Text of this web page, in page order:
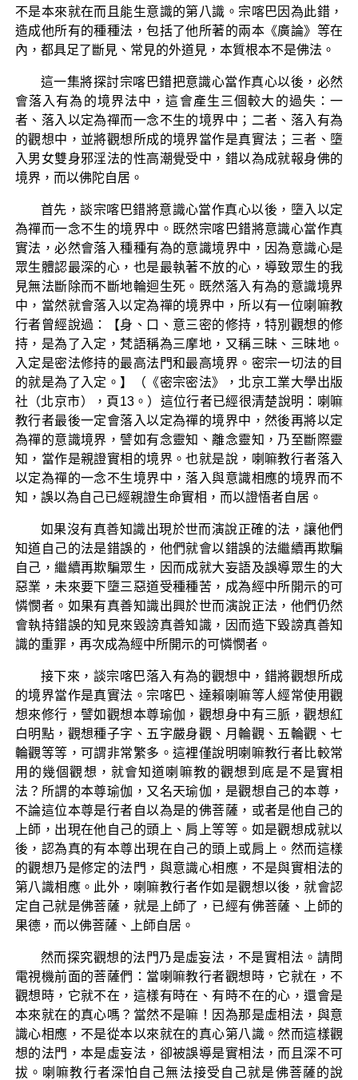
不是本來就在而且能生意識的第八識。宗喀巴因為此錯，
造成他所有的種種法，包括了他所著的兩本《廣論》等在
內，都具足了斷見、常見的外道見，本質根本不是佛法。
這一集將探討宗喀巴錯把意識心當作真心以後，必然
會落入有為的境界法中，這會產生三個較大的過失：一
者、落入以定為禪而一念不生的境界中；二者、落入有為
的觀想中，並將觀想所成的境界當作是真實法；三者、墮
入男女雙身邪淫法的性高潮覺受中，錯以為成就報身佛的
境界，而以佛陀自居。
首先，談宗喀巴錯將意識心當作真心以後，墮入以定
為禪而一念不生的境界中。既然宗喀巴錯將意識心當作真
實法，必然會落入種種有為的意識境界中，因為意識心是
眾生體認最深的心，也是最執著不放的心，導致眾生的我
見無法斷除而不斷地輪迴生死。既然落入有為的意識境界
中，當然就會落入以定為禪的境界中，所以有一位喇嘛教
行者曾經說過：【身、口、意三密的修持，特別觀想的修
持，是為了入定，梵語稱為三摩地，又稱三昧、三昧地。
入定是密法修持的最高法門和最高境界。密宗一切法的目
的就是為了入定。】（《密宗密法》，北京工業大學出版
社（北京市），頁13。）這位行者已經很清楚說明：喇嘛
教行者最後一定會落入以定為禪的境界中，然後再將以定
為禪的意識境界，譬如有念靈知、離念靈知，乃至斷際靈
知，當作是親證實相的境界。也就是說，喇嘛教行者落入
以定為禪的一念不生境界中，落入與意識相應的境界而不
知，誤以為自己已經親證生命實相，而以證悟者自居。
如果沒有真善知識出現於世而演說正確的法，讓他們
知道自己的法是錯誤的，他們就會以錯誤的法繼續再欺騙
自己，繼續再欺騙眾生，因而成就大妄語及誤導眾生的大
惡業，未來要下墮三惡道受種種苦，成為經中所開示的可
憐憫者。如果有真善知識出興於世而演說正法，他們仍然
會執持錯誤的知見來毀謗真善知識，因而造下毀謗真善知
識的重罪，再次成為經中所開示的可憐憫者。
接下來，談宗喀巴落入有為的觀想中，錯將觀想所成
的境界當作是真實法。宗喀巴、達賴喇嘛等人經常使用觀
想來修行，譬如觀想本尊瑜伽，觀想身中有三脈，觀想紅
白明點，觀想種子字、五字嚴身觀、月輪觀、五輪觀、七
輪觀等等，可謂非常繁多。這裡僅說明喇嘛教行者比較常
用的幾個觀想，就會知道喇嘛教的觀想到底是不是實相
法？所謂的本尊瑜伽，又名天瑜伽，是觀想自己的本尊，
不論這位本尊是行者自以為是的佛菩薩，或者是他自己的
上師，出現在他自己的頭上、肩上等等。如是觀想成就以
後，認為真的有本尊出現在自己的頭上或肩上。然而這樣
的觀想乃是修定的法門，與意識心相應，不是與實相法的
第八識相應。此外，喇嘛教行者作如是觀想以後，就會認
定自己就是佛菩薩，就是上師了，已經有佛菩薩、上師的
果德，而以佛菩薩、上師自居。
然而探究觀想的法門乃是虛妄法，不是實相法。請問
電視機前面的菩薩們：當喇嘛教行者觀想時，它就在，不
觀想時，它就不在，這樣有時在、有時不在的心，還會是
本來就在的真心嗎？當然不是嘛！因為那是虛相法，與意
識心相應，不是從本以來就在的真心第八識。然而這樣觀
想的法門，本是虛妄法，卻被誤導是實相法，而且深不可
拔。喇嘛教行者深怕自己無法接受自己就是佛菩薩的說